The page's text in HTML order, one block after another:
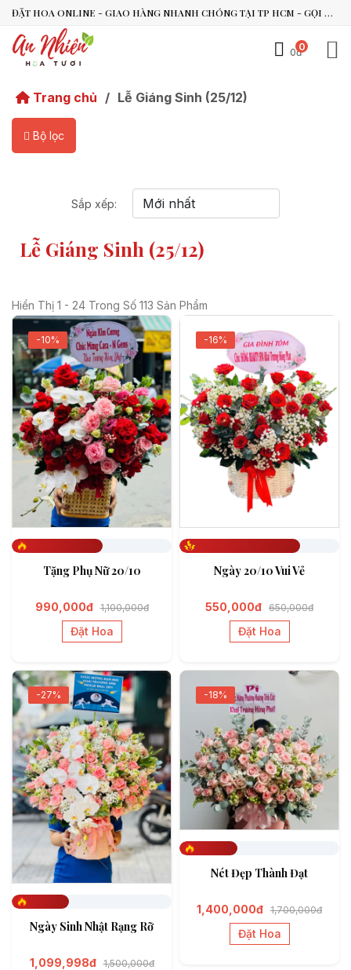
ĐẶT HOA ONLINE - GIAO HÀNG NHANH CHÓNG TẠI TP HCM - GỌI NGAY 0938.494.119 HOẶC 0899.492.909
0
0đ
Trang chủ / Lễ Giáng Sinh (25/12)
Bộ lọc
Lễ Giáng Sinh (25/12)
Sắp xếp:
Hiển Thị 1 - 24 Trong Số 113 Sản Phẩm
-10%
Tặng Phụ Nữ 20/10
990,000đ 1,100,000đ
Đặt Hoa
-16%
Ngày 20/10 Vui Vẻ
550,000đ 650,000đ
Đặt Hoa
-27%
Ngày Sinh Nhật Rạng Rỡ
1,099,998đ 1,500,000đ
-18%
Nét Đẹp Thành Đạt
1,400,000đ 1,700,000đ
Đặt Hoa
An Nhiên Flowers
Tư vấn nhanh trong vài phút
Chào bạn, mình có thể hỗ trợ chọn hoa theo dịp nào?
Bạn có thể để lại yêu cầu, mình sẽ phản hồi sớm.